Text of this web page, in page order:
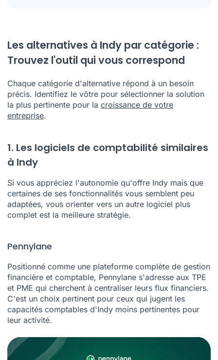
Les alternatives à Indy par catégorie :
Trouvez l'outil qui vous correspond
Chaque catégorie d'alternative répond à un besoin
entreprise.
1. Les logiciels de comptabilité similaires
à Indy
Si vous appréciez l'autonomie qu'offre Indy mais que
complet est la meilleure stratégie.
Pennylane
Positionné comme une plateforme complète de gestion
financière et comptable, Pennylane s'adresse aux TPE
et PME qui cherchent à centraliser leurs flux financiers.
capacités comptables d'Indy moins pertinentes pour
leur activité.